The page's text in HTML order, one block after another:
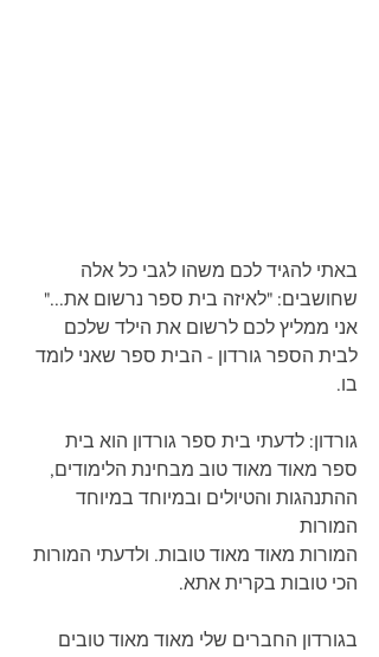
באתי להגיד לכם משהו לגבי כל אלה
שחושבים: "לאיזה בית ספר נרשום את..."
אני ממליץ לכם לרשום את הילד שלכם
לבית הספר גורדון - הבית ספר שאני לומד
בו.
גורדון: לדעתי בית ספר גורדון הוא בית
ספר מאוד מאוד טוב מבחינת הלימודים,
ההתנהגות והטיולים ובמיוחד במיוחד
המורות
המורות מאוד מאוד טובות. ולדעתי המורות
הכי טובות בקרית אתא.
בגורדון החברים שלי מאוד מאוד טובים